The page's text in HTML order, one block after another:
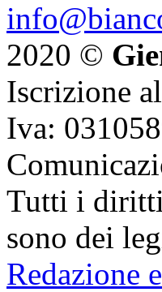
2020 ©
Iscrizione
Iva:
Tutti i
sono dei
Redazione